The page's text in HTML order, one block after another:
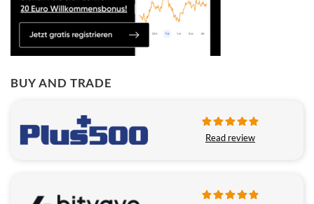
BUY AND TRADE
Read review